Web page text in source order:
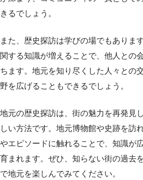
きるでしょう。
また、歴史探訪は学びの場でもありま
関する知識が増えることで、他人との
ちます。地元を知り尽くした人々との
野を広げることもできるでしょう。
地元の歴史探訪は、街の魅力を再発見
しい方法です。地元博物館や史跡を訪
やエピソードに触れることで、知識が
育まれます。ぜひ、知らない街の過去
で地元を楽しんでみてください。